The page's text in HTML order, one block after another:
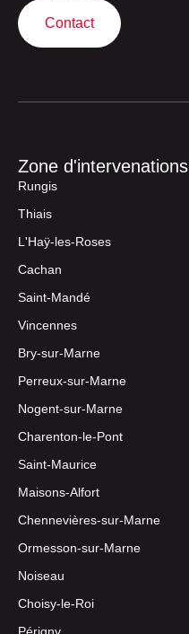
Contact
Zone d'intervenations
Rungis
Thiais
L'Haÿ-les-Roses
Cachan
Saint-Mandé
Vincennes
Bry-sur-Marne
Perreux-sur-Marne
Nogent-sur-Marne
Charenton-le-Pont
Saint-Maurice
Maisons-Alfort
Chennevières-sur-Marne
Ormesson-sur-Marne
Noiseau
Choisy-le-Roi